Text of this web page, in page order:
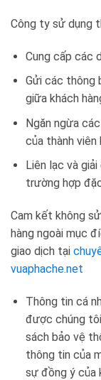
Công ty sử dụng
Cung cấp các
Gửi các thông
giữa khách
Ngăn ngừa
của thành viên
Liên lạc và
trường hợp
Cam kết không
hàng ngoài mục
giao dịch tại
vuaphache.net
Thông tin cá
được chúng
sách bảo vệ
thông tin của
sự đồng ý của